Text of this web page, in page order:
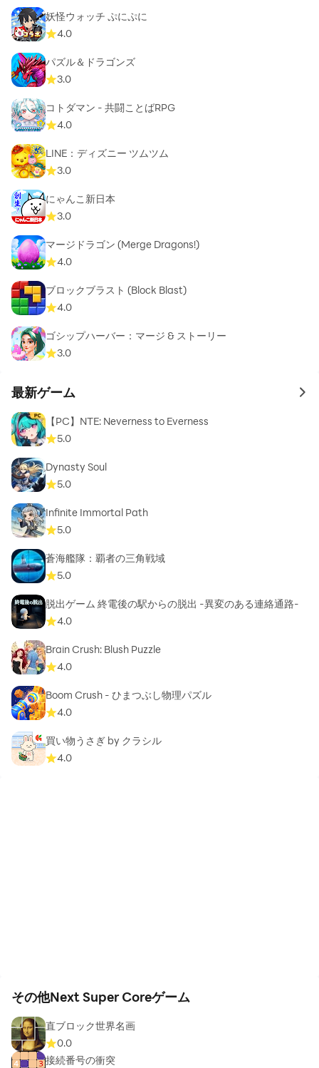
妖怪ウォッチ ぷにぷに
4.0
パズル＆ドラゴンズ
3.0
コトダマン ‐ 共闘ことばRPG
4.0
LINE：ディズニー ツムツム
3.0
にゃんこ新日本
3.0
マージドラゴン (Merge Dragons!)
4.0
ブロックブラスト (Block Blast)
4.0
ゴシップハーバー：マージ & ストーリー
3.0
最新ゲーム to
【PC】NTE: Neverness to Everness
5.0
Dynasty Soul
5.0
Infinite Immortal Path
5.0
蒼海艦隊：覇者の三角戦域
5.0
脱出ゲーム 終電後の駅からの脱出 -異変のある連絡通路-
4.0
Brain Crush: Blush Puzzle
4.0
Boom Crush - ひまつぶし物理パズル
4.0
買い物うさぎ by クラシル
4.0
その他Next Super Coreゲーム
直ブロック世界名画
0.0
接続番号の衝突